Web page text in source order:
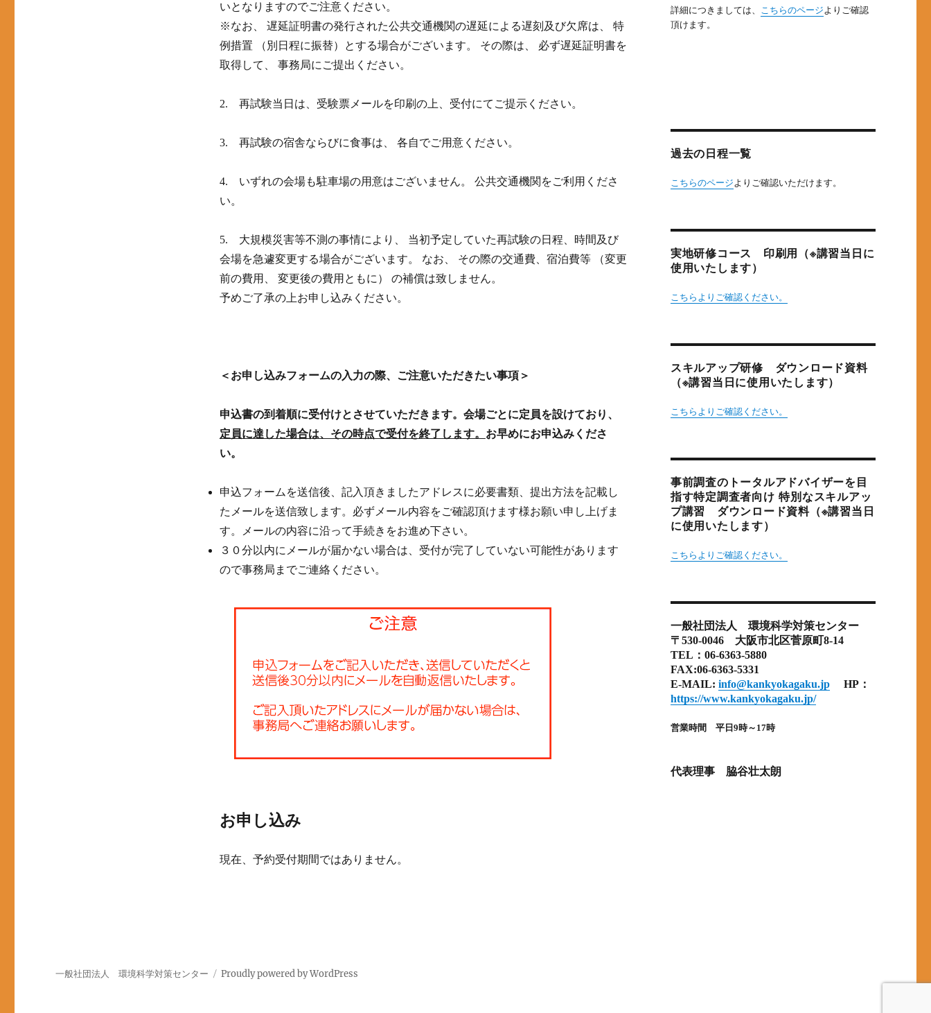
いとなりますのでご注意ください。
※なお、 遅延証明書の発行された公共交通機関の遅延による遅刻及び欠席は、 特
例措置 （別日程に振替）とする場合がございます。 その際は、 必ず遅延証明書を
取得して、 事務局にご提出ください。
2. 再試験当日は、受験票メールを印刷の上、受付にてご提示ください。
3. 再試験の宿舎ならびに食事は、 各自でご用意ください。
4. いずれの会場も駐車場の用意はございません。 公共交通機関をご利用くださ
い。
5. 大規模災害等不測の事情により、 当初予定していた再試験の日程、時間及び
会場を急遽変更する場合がございます。 なお、 その際の交通費、宿泊費等 （変更
前の費用、 変更後の費用ともに） の補償は致しません。
予めご了承の上お申し込みください。
＜お申し込みフォームの入力の際、ご注意いただきたい事項＞
申込書の到着順に受付けとさせていただきます。会場ごとに定員を設けており、
定員に達した場合は、その時点で受付を終了します。 お早めにお申込みくださ
い。
申込フォームを送信後、記入頂きましたアドレスに必要書類、提出方法を記載し
たメールを送信致します。必ずメール内容をご確認頂けます様お願い申し上げま
す。メールの内容に沿って手続きをお進め下さい。
３０分以内にメールが届かない場合は、受付が完了していない可能性があります
ので事務局までご連絡ください。
お申し込み
現在、予約受付期間ではありません。
詳細につきましては、 こちらのページよりご確認
頂けます。
過去の日程一覧
こちらのページよりご確認いただけます。
実地研修コース 印刷用（※講習当日に
使用いたします）
こちらよりご確認ください。
スキルアップ研修 ダウンロード資料
（※講習当日に使用いたします）
こちらよりご確認ください。
事前調査のトータルアドバイザーを目
指す特定調査者向け 特別なスキルアッ
プ講習 ダウンロード資料（※講習当日
に使用いたします）
こちらよりご確認ください。
一般社団法人 環境科学対策センター
〒530-0046 大阪市北区菅原町8-14
TEL：06-6363-5880
FAX:06-6363-5331
E-MAIL: info@kankyokagaku.jpHP：
https://www.kankyokagaku.jp/
営業時間 平日9時～17時
代表理事 脇谷壮太朗
一般社団法人 環境科学対策センター Proudly powered by WordPress